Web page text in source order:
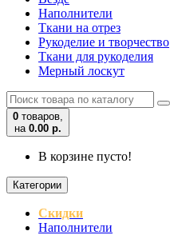
Наполнители
Ткани на отрез
Рукоделие и творчество
Ткани для рукоделия
Мерный лоскут
0 товаров,
на 0.00 р.
В корзине пусто!
Категории
Скидки
Наполнители